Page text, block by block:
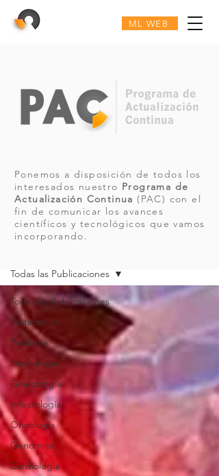
ML WEB
Todas las Publicaciones
Testimonios
Pediatría
Neurología
Ginecología
Infectología
Oncología
Genómica
Cardiología
Todas las Publicaciones
Ponemos a disposición de todos los
interesados nuestro Programa de
Actualización Continua (PAC) con el
fin de comunicar los avances
científicos y tecnológicos que vamos
incorporando.